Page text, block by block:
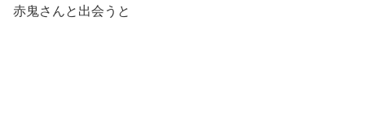
赤鬼さんと出会うと